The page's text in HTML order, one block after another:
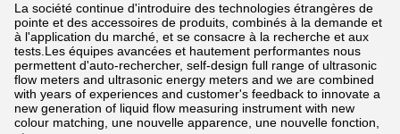
La société continue d'introduire des technologies étrangères de
pointe et des accessoires de produits, combinés à la demande et
à l'application du marché, et se consacre à la recherche et aux
tests.Les équipes avancées et hautement performantes nous
permettent d'auto-rechercher, self-design full range of ultrasonic
flow meters and ultrasonic energy meters and we are combined
with years of experiences and customer's feedback to innovate a
new generation of liquid flow measuring instrument with new
colour matching, une nouvelle apparence, une nouvelle fonction,